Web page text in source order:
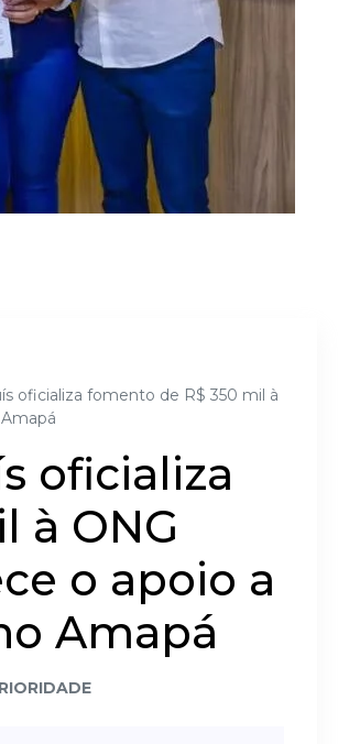
oficializa fomento de R$ 350 mil à
oficializa
à ONG
o apoio a
Amapá